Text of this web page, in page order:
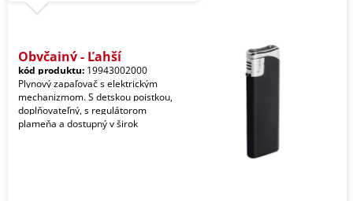
Obyčajný - Ľahší
kód produktu: 19943002000
Plynový zapaľovač s elektrickým
mechanizmom. S detskou poistkou,
doplňovateľný, s regulátorom
plameňa a dostupný v širok